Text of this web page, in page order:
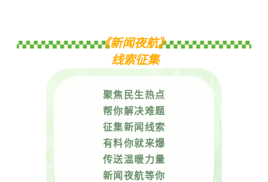
《新闻夜航》
线索征集
聚焦民生热点
帮你解决难题
征集新闻线索
有料你就来爆
传送温暖力量
新闻夜航等你